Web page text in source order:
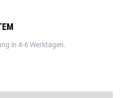
in 4-6 Werktagen.